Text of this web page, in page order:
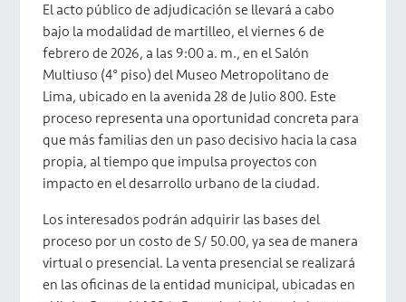
El acto público de adjudicación se llevará a cabo
bajo la modalidad de martilleo, el viernes 6 de
febrero de 2026, a las 9:00 a. m., en el Salón
Multiuso (4° piso) del Museo Metropolitano de
Lima, ubicado en la avenida 28 de Julio 800. Este
proceso representa una oportunidad concreta para
que más familias den un paso decisivo hacia la casa
propia, al tiempo que impulsa proyectos con
impacto en el desarrollo urbano de la ciudad.
Los interesados podrán adquirir las bases del
proceso por un costo de S/ 50.00, ya sea de manera
virtual o presencial. La venta presencial se realizará
en las oficinas de la entidad municipal, ubicadas en